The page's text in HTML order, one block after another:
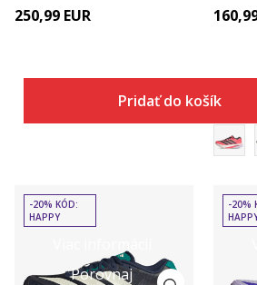
250,99 EUR
Pridať do košíka
Porovnaj
-20% KÓD:
HAPPY
-20%